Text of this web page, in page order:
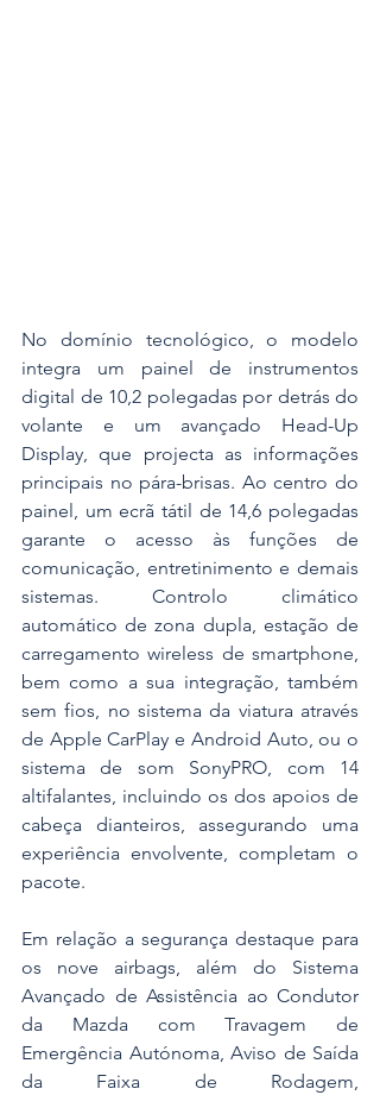
No domínio tecnológico, o modelo
integra um painel de instrumentos
digital de 10,2 polegadas por detrás do
volante e um avançado Head-Up
Display, que projecta as informações
principais no pára-brisas. Ao centro do
painel, um ecrã tátil de 14,6 polegadas
garante o acesso às funções de
comunicação, entretinimento e demais
sistemas. Controlo climático
automático de zona dupla, estação de
carregamento wireless de smartphone,
bem como a sua integração, também
sem fios, no sistema da viatura através
de Apple CarPlay e Android Auto, ou o
sistema de som SonyPRO, com 14
altifalantes, incluindo os dos apoios de
cabeça dianteiros, assegurando uma
experiência envolvente, completam o
pacote.
Em relação a segurança destaque para
os nove airbags, além do Sistema
Avançado de Assistência ao Condutor
da Mazda com Travagem de
Emergência Autónoma, Aviso de Saída
da Faixa de Rodagem,